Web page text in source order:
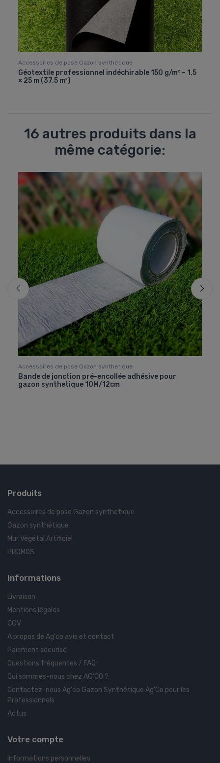
Accessoires de pose Gazon synthetique
Géotextile professionnel indéchirable 150 g/m² – 1,5
× 25 m (37,5 m²)
16 autres produits dans la
même catégorie:
Accessoires de pose Gazon synthetique
Bande de jonction pré-encollée adhésive pour
gazon synthetique 10M/12cm
Produits
Accessoires de pose Gazon synthetique
Gazon synthétique
Mur Végétal Artificiel
PROMOS
Informations
Livraison
Mentions légales
CGV
A propos de Ag'co avis et contact
Paiement sécurisé
Questions fréquentes / FAQ
Qui sommes-nous chez AG'CO ?
Contactez-nous Ag'co Gazon Synthétique Ag'Co pour les
Professionnels
Actus
Votre compte
Informations personnelles